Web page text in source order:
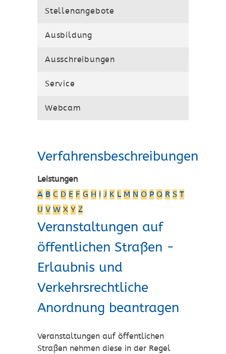
Stellenangebote
Ausbildung
Ausschreibungen
Service
Webcam
Verfahrensbeschreibungen
Leistungen
A B C D E F G H I J K L M N O P Q R S T
U V W X Y Z
Veranstaltungen auf
öffentlichen Straßen -
Erlaubnis und
Verkehrsrechtliche
Anordnung beantragen
Veranstaltungen auf öffentlichen
Straßen nehmen diese in der Regel